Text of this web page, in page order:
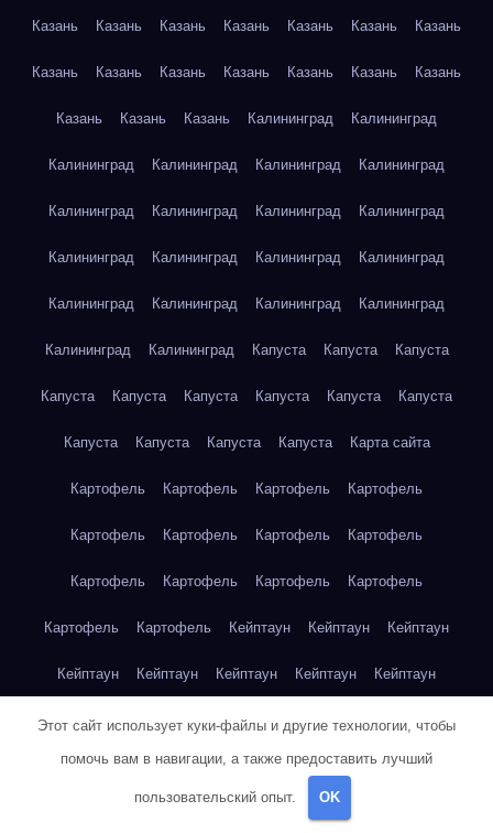
Казань Казань Казань Казань Казань Казань Казань
Казань Казань Казань Казань Казань Казань Казань
Казань Казань Казань Калининград Калининград
Калининград Калининград Калининград Калининград
Калининград Калининград Калининград Калининград
Калининград Калининград Калининград Калининград
Калининград Калининград Калининград Калининград
Калининград Калининград Капуста Капуста Капуста
Капуста Капуста Капуста Капуста Капуста Капуста
Капуста Капуста Капуста Капуста Карта сайта
Картофель Картофель Картофель Картофель
Картофель Картофель Картофель Картофель
Картофель Картофель Картофель Картофель
Картофель Картофель Кейптаун Кейптаун Кейптаун
Кейптаун Кейптаун Кейптаун Кейптаун Кейптаун
Кейптаун Кейптаун Кейптаун Кейптаун Кейптаун
Кейптаун Кейптаун Кейптаун Кейптаун Кейптаун
Клубника
Этот сайт использует куки-файлы и другие технологии, чтобы
помочь вам в навигации, а также предоставить лучший
пользовательский опыт. OK